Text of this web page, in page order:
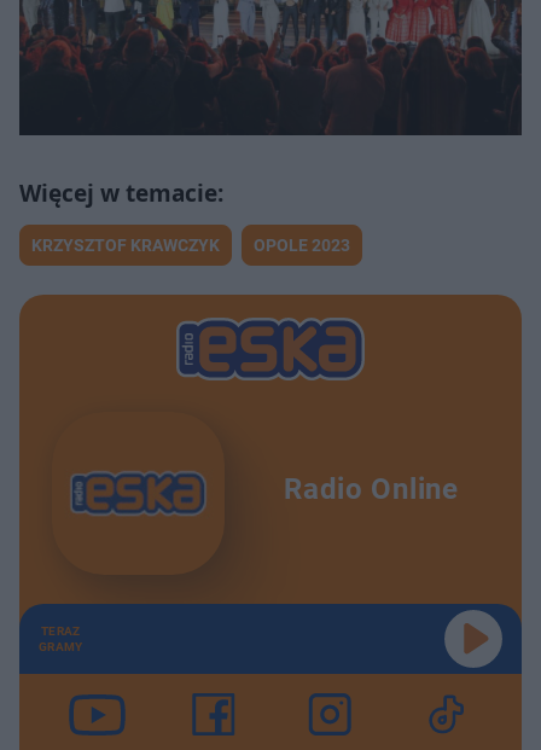
KRZYSZTOF KRAWCZYK OPOLE 2023
Radio Online
TERAZ
GRAMY